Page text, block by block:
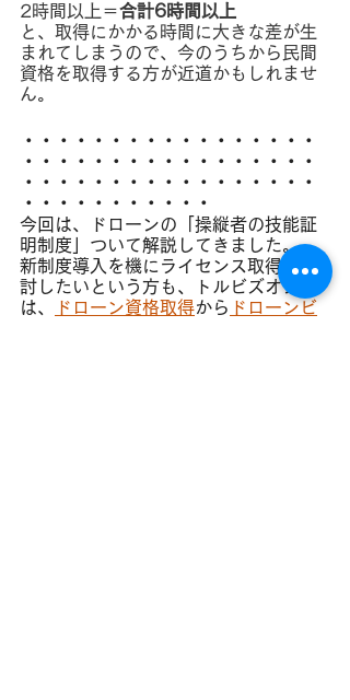
2時間以上＝合計6時間以上
と、取得にかかる時間に大きな差が生
まれてしまうので、今のうちから民間
資格を取得する方が近道かもしれませ
ん。
・・・・・・・・・・・・・・・・・
・・・・・・・・・・・・・・・・・
・・・・・・・・・・・・・・・・・
・・・・・・・・・・・
今回は、ドローンの「操縦者の技能証
明制度」ついて解説してきました。
新制度導入を機にライセンス取得を検
討したいという方も、トルビズオンで
は、
ドローン資格取得から ドローンビ